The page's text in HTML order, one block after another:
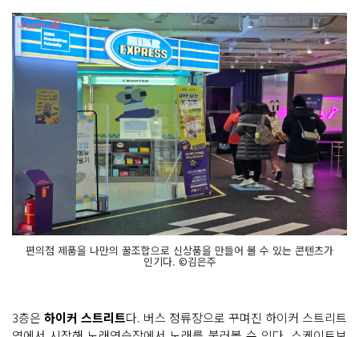
편의점 제품을 나만의 꿀조합으로 신상품을 만들어 볼 수 있는 콘텐츠가
인기다. ©김은주
3층은 하이커 스트리트다. 버스 정류장으로 꾸며진 하이커 스트리트